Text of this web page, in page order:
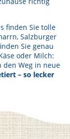
kostbar!
Milchgenuss
Schärdinger
finden Sie tolle
Salzburger
Sie genau
oder Milch:
den Weg in neue
– so lecker